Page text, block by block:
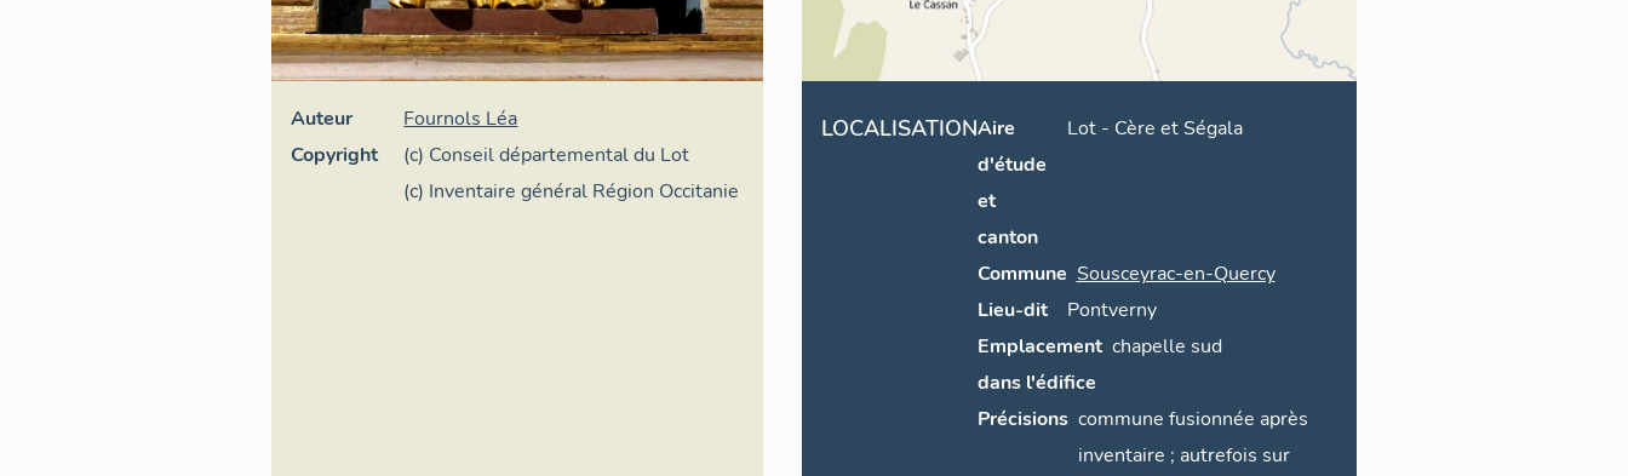
Auteur
Fournols Léa
Copyright
(c) Conseil départemental du Lot
(c) Inventaire général Région Occitanie
LOCALISATIONAire
d'étude
et
canton
Lot- Cère et Ségala
Commune Sousceyrac-en-Quercy
Lieu-dit
Pontverny
Emplacement
dans l'édifice
chapelle sud
Précisions commune fusionnée après
inventaire ; autrefois sur